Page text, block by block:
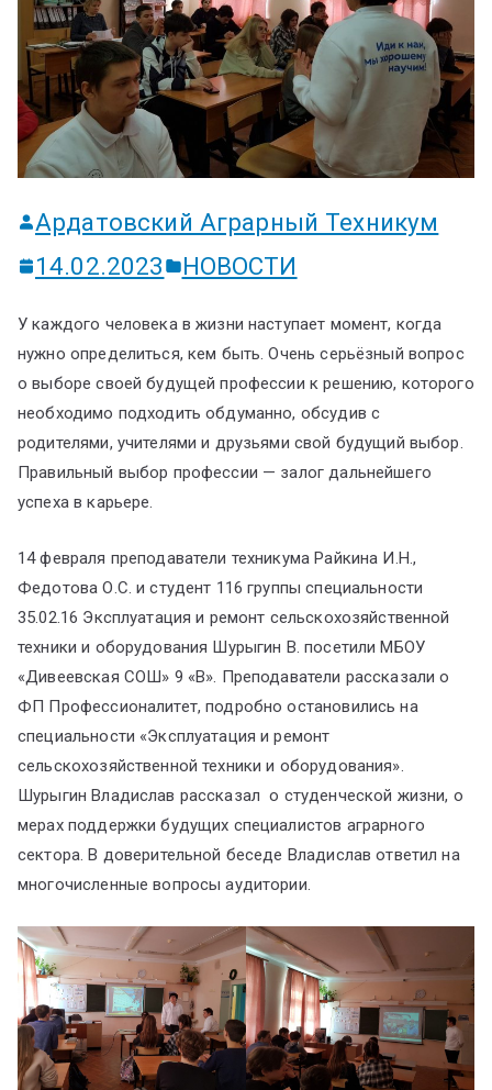
Ардатовский Аграрный Техникум
14.02.2023
НОВОСТИ
У каждого человека в жизни наступает момент, когда
нужно определиться, кем быть. Очень серьёзный вопрос
о выборе своей будущей профессии к решению, которого
необходимо подходить обдуманно, обсудив с
родителями, учителями и друзьями свой будущий выбор.
Правильный выбор профессии — залог дальнейшего
успеха в карьере.
14 февраля преподаватели техникума Райкина И.Н.,
Федотова О.С. и студент 116 группы специальности
35.02.16 Эксплуатация и ремонт сельскохозяйственной
техники и оборудования Шурыгин В. посетили МБОУ
«Дивеевская СОШ» 9 «В». Преподаватели рассказали о
ФП Профессионалитет, подробно остановились на
специальности «Эксплуатация и ремонт
сельскохозяйственной техники и оборудования».
Шурыгин Владислав рассказал о студенческой жизни, о
мерах поддержки будущих специалистов аграрного
сектора. В доверительной беседе Владислав ответил на
многочисленные вопросы аудитории.